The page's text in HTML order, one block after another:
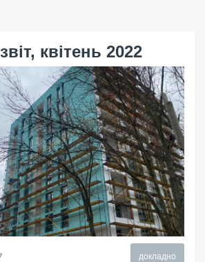
квітень 2022
докладно